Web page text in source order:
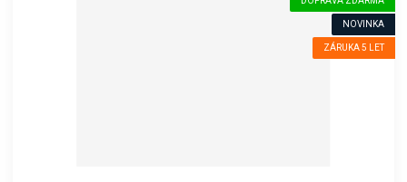
NOVINKA
ZÁRUKA 5 LET